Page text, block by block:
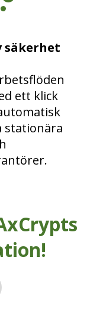
säkerhet
ett klick
stationära